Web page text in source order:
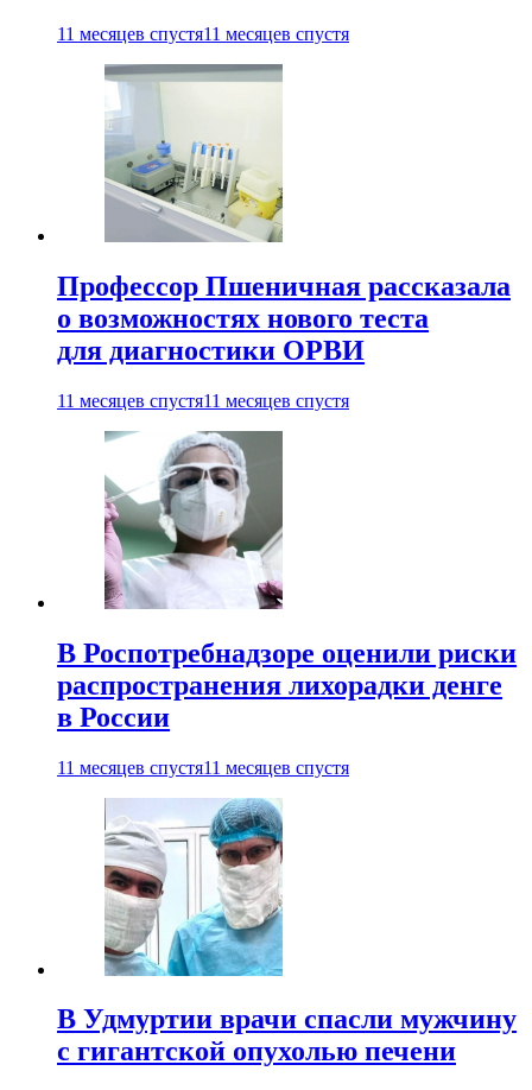
11 месяцев спустя11 месяцев спустя
Профессор Пшеничная рассказала
о возможностях нового теста
для диагностики ОРВИ
11 месяцев спустя11 месяцев спустя
В Роспотребнадзоре оценили риски
распространения лихорадки денге
в России
11 месяцев спустя11 месяцев спустя
В Удмуртии врачи спасли мужчину
с гигантской опухолью печени